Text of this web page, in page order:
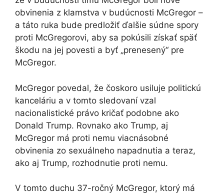
obvinenia z klamstva v budúcnosti McGregor –
a táto ruka bude predložiť ďalšie súdne spory
proti McGregorovi, aby sa pokúsili získať späť
škodu na jej povesti a byť „prenesený“ pre
McGregor.
McGregor povedal, že čoskoro usiluje politickú
kanceláriu a v tomto sledovaní vzal
nacionalistické právo kričať podobne ako
Donald Trump. Rovnako ako Trump, aj
McGregor má proti nemu viacnásobné
obvinenia zo sexuálneho napadnutia a teraz,
ako aj Trump, rozhodnutie proti nemu.
V tomto duchu 37-ročný McGregor, ktorý má